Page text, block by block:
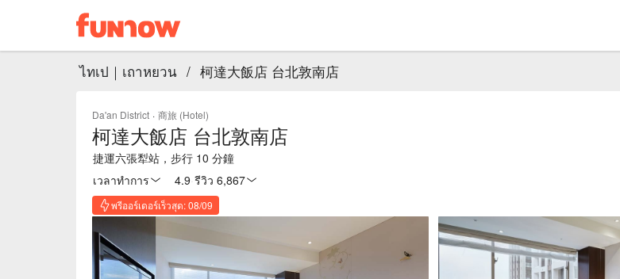
ไทเป｜เถาหยวน / 柯達大飯店 台北敦南店
Da'an District · 商旅 (Hotel)
柯達大飯店 台北敦南店
捷運六張犁站，步行 10 分鐘
เวลาทำการ
4.9 รีวิว 6,867
พรีออร์เดอร์เร็วสุด: 08/09